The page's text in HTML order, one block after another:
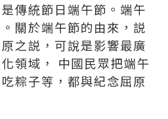
傳統節日端午節。端午
關於端午節的由來，説
之説，可說是影響最廣
領域， 中國民眾把端午
粽子等，都與紀念屈原